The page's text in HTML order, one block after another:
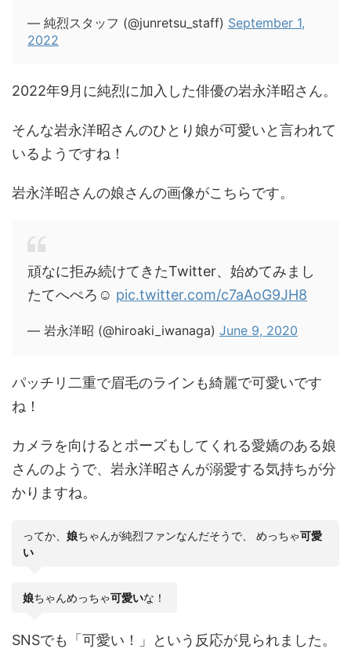
— 純烈スタッフ (@junretsu_staff) September 1,
2022
2022年9月に純烈に加入した俳優の岩永洋昭さん。
そんな岩永洋昭さんのひとり娘が可愛いと言われて
いるようですね！
岩永洋昭さんの娘さんの画像がこちらです。
頑なに拒み続けてきたTwitter、始めてみまし
たてへぺろ☺︎ pic.twitter.com/c7aAoG9JH8
— 岩永洋昭 (@hiroaki_iwanaga) June 9, 2020
パッチリ二重で眉毛のラインも綺麗で可愛いです
ね！
カメラを向けるとポーズもしてくれる愛嬌のある娘
さんのようで、岩永洋昭さんが溺愛する気持ちが分
かりますね。
ってか、娘ちゃんが純烈ファンなんだそうで、 めっちゃ可愛
い
娘ちゃんめっちゃ可愛いな！
SNSでも「可愛い！」という反応が見られました。